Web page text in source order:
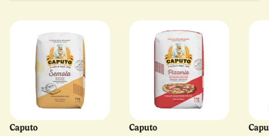
Caputo Caputo